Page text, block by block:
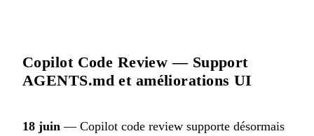
Copilot Code Review — Support
AGENTS.md et améliorations UI
18 juin — Copilot code review supporte désormais